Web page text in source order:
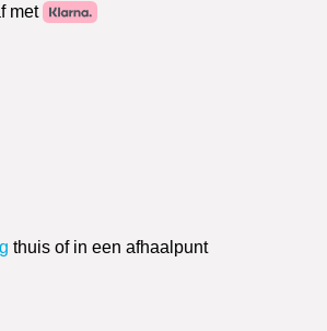
met
thuis of in een afhaalpunt